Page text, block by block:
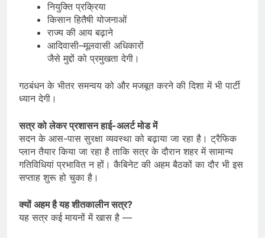
नियुक्ति प्रक्रिया
किसान हितैषी योजनाओं
राज्य की आय बढ़ाने
आदिवासी–मूलवासी अधिकारों
जैसे मुद्दों को प्रमुखता देगी।
गठबंधन के भीतर समन्वय को और मजबूत करने की दिशा में भी पार्टी
ध्यान देगी।
सत्र को लेकर प्रशासन हाई-अलर्ट मोड में
सदन के आस-पास सुरक्षा व्यवस्था को बढ़ाया जा रहा है। ट्रैफिक
प्लान तैयार किया जा रहा है ताकि सत्र के दौरान शहर में सामान्य
गतिविधियां प्रभावित न हों। कैबिनेट की अहम बैठकों का दौर भी इस
सप्ताह शुरू हो चुका है।
क्यों अहम है यह शीतकालीन सत्र?
यह सत्र कई मायनों में खास है —